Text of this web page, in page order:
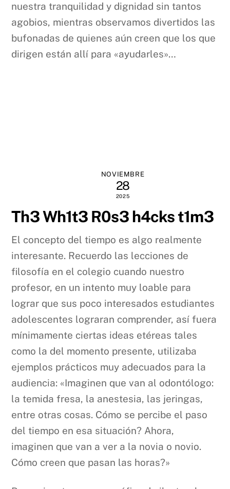
nuestra tranquilidad y dignidad sin tantos
agobios, mientras observamos divertidos las
bufonadas de quienes aún creen que los que
dirigen están allí para «ayudarles»…
NOVIEMBRE
28
2025
Th3 Wh1t3 R0s3 h4cks t1m3
El concepto del tiempo es algo realmente
interesante. Recuerdo las lecciones de
filosofía en el colegio cuando nuestro
profesor, en un intento muy loable para
lograr que sus poco interesados estudiantes
adolescentes lograran comprender, así fuera
mínimamente ciertas ideas etéreas tales
como la del momento presente, utilizaba
ejemplos prácticos muy adecuados para la
audiencia: «Imaginen que van al odontólogo:
la temida fresa, la anestesia, las jeringas,
entre otras cosas. Cómo se percibe el paso
del tiempo en esa situación? Ahora,
imaginen que van a ver a la novia o novio.
Cómo creen que pasan las horas?»